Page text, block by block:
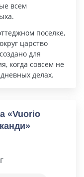
всем
поселке,
царство
для
когда совсем не
делах.
«Vuorio